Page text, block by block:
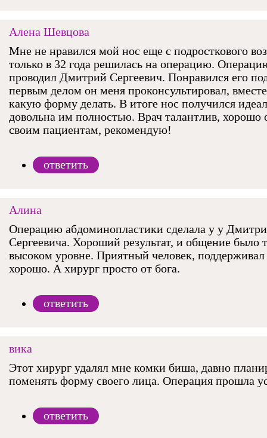
Алена Шевцова
Мне не нравился мой нос еще с подросткового
только в 32 года решилась на операцию.
проводил Дмитрий Сергеевич. Понравился его
первым делом он меня проконсультировал,
какую форму делать. В итоге нос получился
довольна им полностью. Врач талантлив, хорошо
своим пациентам, рекомендую!
ответить
Алина
Операцию абдоминопластики сделала у у
Сергеевича. Хороший результат, и общение было
высоком уровне. Приятный человек, поддерживал
хорошо. А хирург просто от бога.
ответить
вика
Этот хирург удалял мне комки биша, давно
поменять форму своего лица. Операция прошла
ответить